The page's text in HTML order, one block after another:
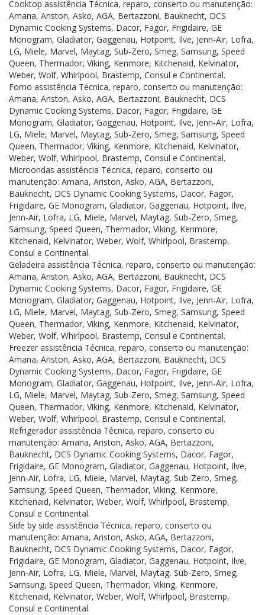
Cooktop assistência Técnica, reparo, conserto ou manutenção:
Amana, Ariston, Asko, AGA, Bertazzoni, Bauknecht, DCS
Dynamic Cooking Systems, Dacor, Fagor, Frigidaire, GE
Monogram, Gladiator, Gaggenau, Hotpoint, Ilve, Jenn-Air, Lofra,
LG, Miele, Marvel, Maytag, Sub-Zero, Smeg, Samsung, Speed
Queen, Thermador, Viking, Kenmore, Kitchenaid, Kelvinator,
Weber, Wolf, Whirlpool, Brastemp, Consul e Continental.
Forno assistência Técnica, reparo, conserto ou manutenção:
Amana, Ariston, Asko, AGA, Bertazzoni, Bauknecht, DCS
Dynamic Cooking Systems, Dacor, Fagor, Frigidaire, GE
Monogram, Gladiator, Gaggenau, Hotpoint, Ilve, Jenn-Air, Lofra,
LG, Miele, Marvel, Maytag, Sub-Zero, Smeg, Samsung, Speed
Queen, Thermador, Viking, Kenmore, Kitchenaid, Kelvinator,
Weber, Wolf, Whirlpool, Brastemp, Consul e Continental.
Microondas assistência Técnica, reparo, conserto ou
manutenção: Amana, Ariston, Asko, AGA, Bertazzoni,
Bauknecht, DCS Dynamic Cooking Systems, Dacor, Fagor,
Frigidaire, GE Monogram, Gladiator, Gaggenau, Hotpoint, Ilve,
Jenn-Air, Lofra, LG, Miele, Marvel, Maytag, Sub-Zero, Smeg,
Samsung, Speed Queen, Thermador, Viking, Kenmore,
Kitchenaid, Kelvinator, Weber, Wolf, Whirlpool, Brastemp,
Consul e Continental.
Geladeira assistência Técnica, reparo, conserto ou manutenção:
Amana, Ariston, Asko, AGA, Bertazzoni, Bauknecht, DCS
Dynamic Cooking Systems, Dacor, Fagor, Frigidaire, GE
Monogram, Gladiator, Gaggenau, Hotpoint, Ilve, Jenn-Air, Lofra,
LG, Miele, Marvel, Maytag, Sub-Zero, Smeg, Samsung, Speed
Queen, Thermador, Viking, Kenmore, Kitchenaid, Kelvinator,
Weber, Wolf, Whirlpool, Brastemp, Consul e Continental.
Freezer assistência Técnica, reparo, conserto ou manutenção:
Amana, Ariston, Asko, AGA, Bertazzoni, Bauknecht, DCS
Dynamic Cooking Systems, Dacor, Fagor, Frigidaire, GE
Monogram, Gladiator, Gaggenau, Hotpoint, Ilve, Jenn-Air, Lofra,
LG, Miele, Marvel, Maytag, Sub-Zero, Smeg, Samsung, Speed
Queen, Thermador, Viking, Kenmore, Kitchenaid, Kelvinator,
Weber, Wolf, Whirlpool, Brastemp, Consul e Continental.
Refrigerador assistência Técnica, reparo, conserto ou
manutenção: Amana, Ariston, Asko, AGA, Bertazzoni,
Bauknecht, DCS Dynamic Cooking Systems, Dacor, Fagor,
Frigidaire, GE Monogram, Gladiator, Gaggenau, Hotpoint, Ilve,
Jenn-Air, Lofra, LG, Miele, Marvel, Maytag, Sub-Zero, Smeg,
Samsung, Speed Queen, Thermador, Viking, Kenmore,
Kitchenaid, Kelvinator, Weber, Wolf, Whirlpool, Brastemp,
Consul e Continental.
Side by side assistência Técnica, reparo, conserto ou
manutenção: Amana, Ariston, Asko, AGA, Bertazzoni,
Bauknecht, DCS Dynamic Cooking Systems, Dacor, Fagor,
Frigidaire, GE Monogram, Gladiator, Gaggenau, Hotpoint, Ilve,
Jenn-Air, Lofra, LG, Miele, Marvel, Maytag, Sub-Zero, Smeg,
Samsung, Speed Queen, Thermador, Viking, Kenmore,
Kitchenaid, Kelvinator, Weber, Wolf, Whirlpool, Brastemp,
Consul e Continental.